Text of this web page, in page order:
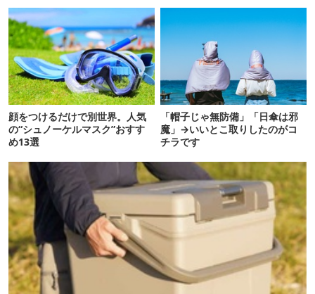
顔をつけるだけで別世界。人気
の“シュノーケルマスク”おすす
め13選
「帽子じゃ無防備」「日傘は邪
魔」→いいとこ取りしたのがコ
チラです